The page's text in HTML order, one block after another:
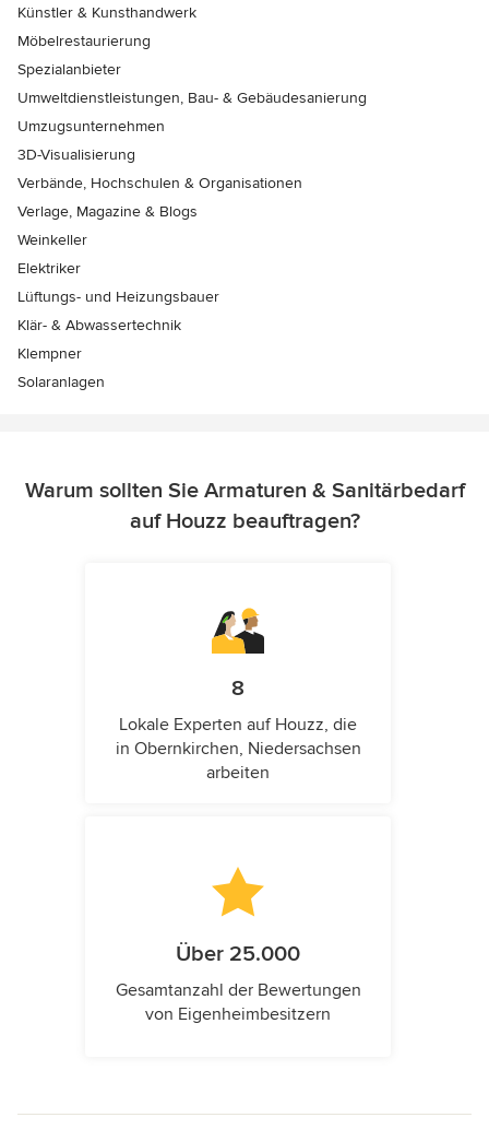
Künstler & Kunsthandwerk
Möbelrestaurierung
Spezialanbieter
Umweltdienstleistungen, Bau- & Gebäudesanierung
Umzugsunternehmen
3D-Visualisierung
Verbände, Hochschulen & Organisationen
Verlage, Magazine & Blogs
Weinkeller
Elektriker
Lüftungs- und Heizungsbauer
Klär- & Abwassertechnik
Klempner
Solaranlagen
Warum sollten Sie Armaturen & Sanitärbedarf
auf Houzz beauftragen?
8
Lokale Experten auf Houzz, die
in Obernkirchen, Niedersachsen
arbeiten
Über 25.000
Gesamtanzahl der Bewertungen
von Eigenheimbesitzern